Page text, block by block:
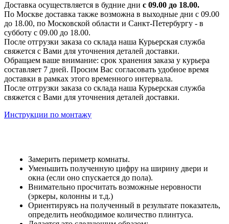
Доставка осуществляется в будние дни с 09.00 до 18.00.
По Москве доставка также возможна в выходные дни с 09.00
до 18.00, по Московской области и Санкт-Петербургу - в
субботу с 09.00 до 18.00.
После отгрузки заказа со склада наша Курьерская служба
свяжется с Вами для уточнения деталей доставки.
Обращаем ваше внимание: срок хранения заказа у курьера
составляет 7 дней. Просим Вас согласовать удобное время
доставки в рамках этого временного интервала.
После отгрузки заказа со склада наша Курьерская служба
свяжется с Вами для уточнения деталей доставки.
Инструкции по монтажу
Замерить периметр комнаты.
Уменьшить полученную цифру на ширину двери и
окна (если оно спускается до пола).
Внимательно просчитать возможные неровности
(эркеры, колонны и т.д.)
Ориентируясь на полученный в результате показатель,
определить необходимое количество плинтуса.